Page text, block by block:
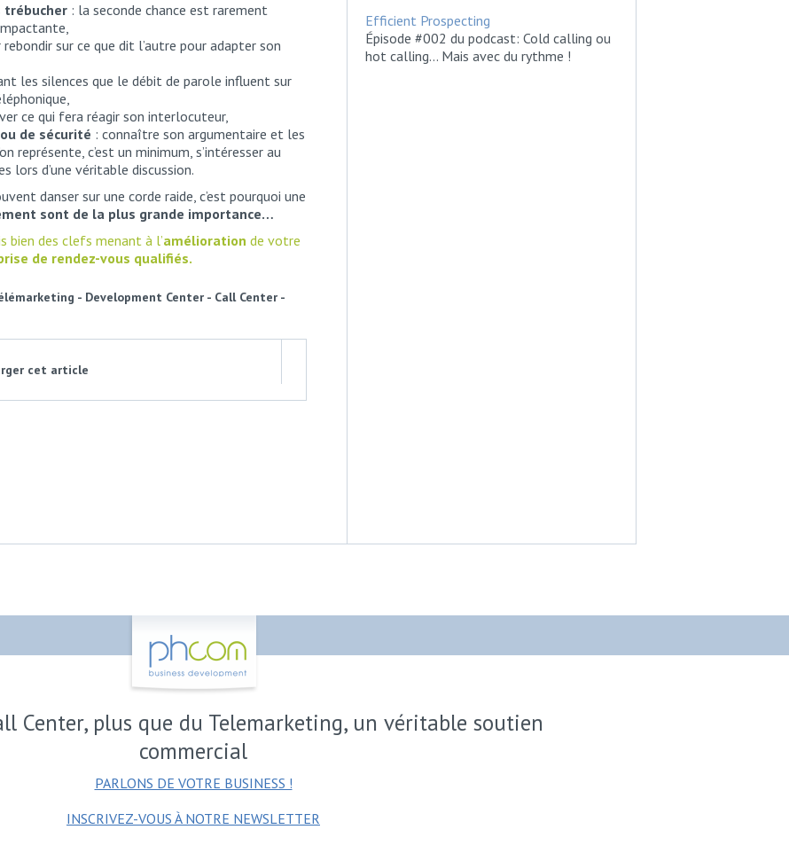
Efficient Prospecting
Épisode #002 du podcast: Cold calling ou
hot calling... Mais avec du rythme !
trébucher : la seconde chance est rarement
rebondir sur ce que dit l’autre pour adapter son
les silences que le débit de parole influent sur
ce qui fera réagir son interlocuteur,
de sécurité : connaître son argumentaire et les
représente, c’est un minimum, s’intéresser au
lors d’une véritable discussion.
danser sur une corde raide, c’est pourquoi une
sont de la plus grande importance…
bien des clefs menant à l’amélioration de votre
de rendez-vous qualifiés.
- Development Center - Call Center -
cet article
Center, plus que du Telemarketing, un véritable soutien
commercial
PARLONS DE VOTRE BUSINESS !
INSCRIVEZ-VOUS À NOTRE NEWSLETTER